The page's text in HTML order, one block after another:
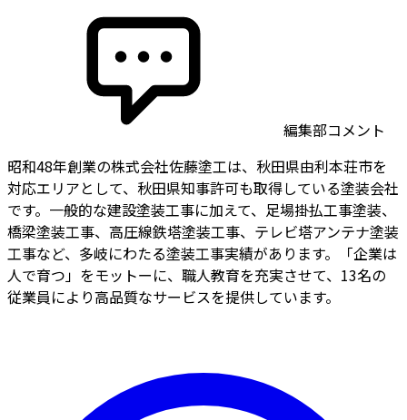
編集部コメント
昭和48年創業の株式会社佐藤塗工は、秋田県由利本荘市を
対応エリアとして、秋田県知事許可も取得している塗装会社
です。一般的な建設塗装工事に加えて、足場掛払工事塗装、
橋梁塗装工事、高圧線鉄塔塗装工事、テレビ塔アンテナ塗装
工事など、多岐にわたる塗装工事実績があります。「企業は
人で育つ」をモットーに、職人教育を充実させて、13名の
従業員により高品質なサービスを提供しています。